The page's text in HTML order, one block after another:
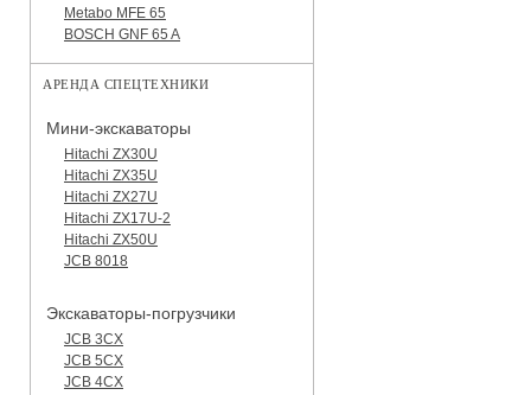
Metabo MFE 65
BOSCH GNF 65 A
АРЕНДА СПЕЦТЕХНИКИ
Мини-экскаваторы
Hitachi ZX30U
Hitachi ZX35U
Hitachi ZX27U
Hitachi ZX17U-2
Hitachi ZX50U
JCB 8018
Экскаваторы-погрузчики
JCB 3CX
JCB 5CX
JCB 4CX